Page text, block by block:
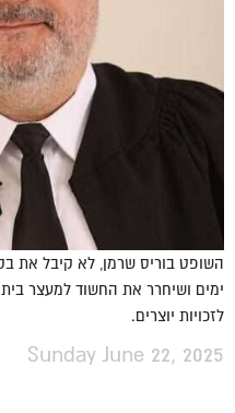
לזכויות יוצרים.
Sunday June 22, 2025